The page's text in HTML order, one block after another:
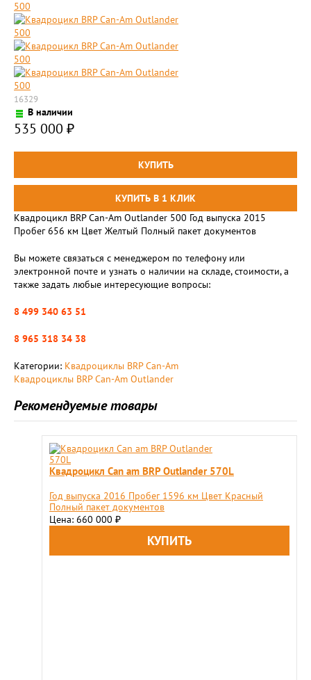
16329
В наличии
535 000 ₽
Квадроцикл BRP Can-Am Outlander 500 Год выпуска 2015
Пробег 656 км Цвет Желтый Полный пакет документов
Вы можете связаться с менеджером по телефону или
электронной почте и узнать о наличии на складе, стоимости, а
также задать любые интересующие вопросы:
8 499 340 63 51
8 965 318 34 38
Категории: Квадроциклы BRP Can-Am
Квадроциклы BRP Can-Am Outlander
Рекомендуемые товары
Квадроцикл Can am BRP Outlander 570L
Год выпуска 2016 Пробег 1596 км Цвет Красный
Полный пакет документов
Цена: 660 000 ₽